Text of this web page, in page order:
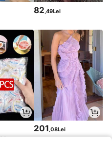
82 ,49Lei
201 ,08Lei